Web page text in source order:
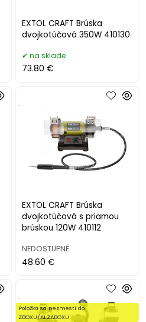
EXTOL CRAFT Brúska
dvojkotúčová 350W 410130
na sklade
73.80 €
EXTOL CRAFT Brúska
dvojkotúčová s priamou
brúskou 120W 410112
.
NEDOSTUPNÉ
48.60 €
.
Položka sa nezmestí do
ZBOXU/ALZABOXU